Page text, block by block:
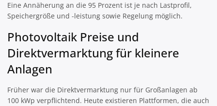
Eine Annäherung an die 95 Prozent ist je nach Lastprofil,
Speichergröße und -leistung sowie Regelung möglich.
Photovoltaik Preise und
Direktvermarktung für kleinere
Anlagen
Früher war die Direktvermarktung nur für Großanlagen ab
100 kWp verpflichtend. Heute existieren Plattformen, die auch